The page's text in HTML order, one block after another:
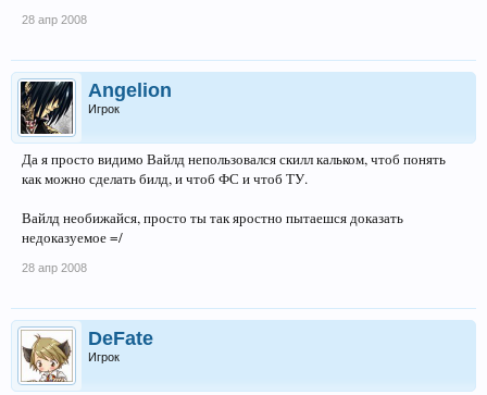
28 апр 2008
Angelion
Игрок
Да я просто видимо Вайлд непользовался скилл кальком, чтоб понять
как можно сделать билд, и чтоб ФС и чтоб ТУ.
Вайлд необижайся, просто ты так яростно пытаешся доказать
недоказуемое =/
28 апр 2008
DeFate
Игрок